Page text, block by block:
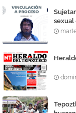
sexual